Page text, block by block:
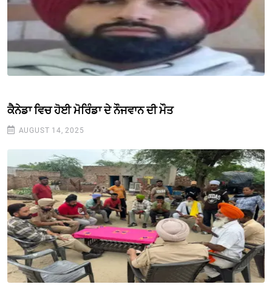
ਕੈਨੇਡਾ ਵਿਚ ਹੋਈ ਮੋਰਿੰਡਾ ਦੇ ਨੌਜਵਾਨ ਦੀ ਮੌਤ
AUGUST 14, 2025